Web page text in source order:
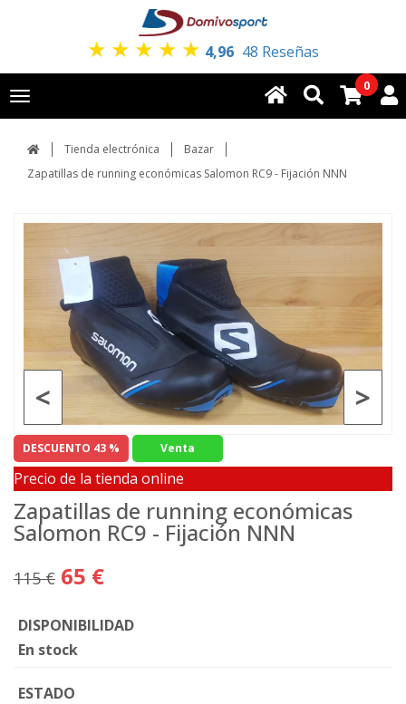
★ ★ ★ ★ ★ 4,96 48 Reseñas
Toggle
navigation
0
Tienda electrónica
Bazar
Zapatillas de running económicas Salomon RC9 - Fijación NNN
>
<
DESCUENTO 43 % Venta
Precio de la tienda online
Zapatillas de running económicas
Salomon RC9 - Fijación NNN
115 € 65 €
DISPONIBILIDAD
En stock
ESTADO